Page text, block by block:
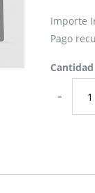
Importe
Pago
Cantidad
-